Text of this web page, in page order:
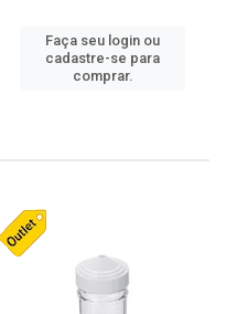
Faça seu login ou
cadastre-se para
comprar.